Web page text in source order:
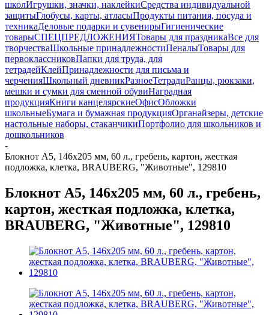
школИгрушки, значки, наклейкиСредства индивидуальной
защитыГлобусы, карты, атласыПродукты питания, посуда и
техникаДеловые подарки и сувенирыГигиенические
товарыСПЕЦПРЕДЛОЖЕНИЯТовары для праздникаВсе для
творчестваШкольные принадлежностиПеналыТовары для
первоклассниковПапки для труда, для
тетрадейКлейПринадлежности для письма и
черченияШкольный дневникРазноеТетрадиРанцы, рюкзаки,
мешки и сумки для сменной обувиНаградная
продукцияКниги канцелярскиеОфисОбложки
школьныеБумага и бумажная продукцияОрганайзеры, детские
настольные наборы, стаканчикиПортфолио для школьников и
дошкольников
-
Блокнот А5, 146х205 мм, 60 л., гребень, картон, жесткая
подложка, клетка, BRAUBERG, "Животные", 129810
Блокнот А5, 146х205 мм, 60 л., гребень,
картон, жесткая подложка, клетка,
BRAUBERG, "Животные", 129810